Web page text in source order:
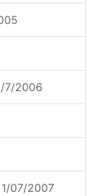
7/2006
07/2007